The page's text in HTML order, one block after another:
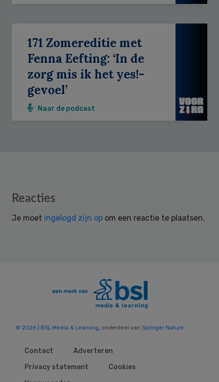
171 Zomereditie met
Fenna Eefting: ‘In de
zorg mis ik het yes!-
gevoel’
Naar de podcast
Reader
Reacties
Je moet ingelogd zijn op om een reactie te plaatsen.
© 2026 | BSL Media & Learning, onderdeel van Springer Nature
Contact
Adverteren
Privacy statement
Cookies